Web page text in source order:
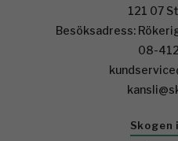
121 07
Besöksadress:
08-
Skogen